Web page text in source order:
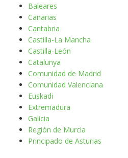
Baleares
Canarias
Cantabria
Castilla-La Mancha
Castilla-León
Catalunya
Comunidad de Madrid
Comunidad Valenciana
Euskadi
Extremadura
Galicia
Región de Murcia
Principado de Asturias